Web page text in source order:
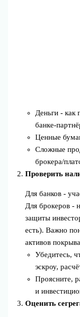
Деньги - как
банке-
Ценные
Сложные
брокера/
Проверить
Для банков -
Для брокеров -
защиты
есть). Важно
активов
Убедитесь,
эскроу,
Проясните,
и
Оценить